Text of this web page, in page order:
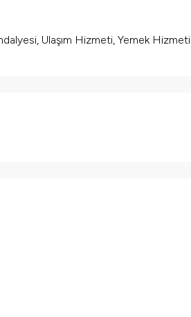
Ulaşım Hizmeti, Yemek Hizmeti